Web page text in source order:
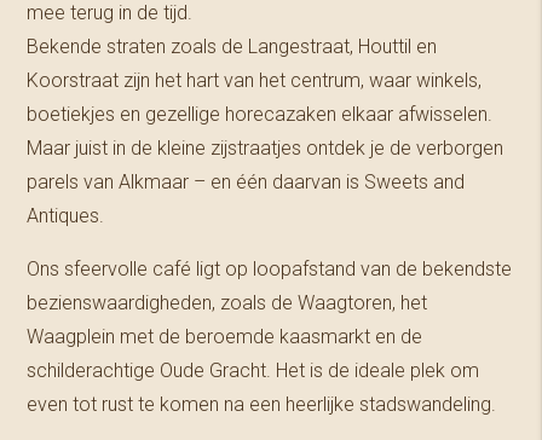
mee terug in de tijd.
Bekende straten zoals de Langestraat, Houttil en
Koorstraat zijn het hart van het centrum, waar winkels,
boetiekjes en gezellige horecazaken elkaar afwisselen.
Maar juist in de kleine zijstraatjes ontdek je de verborgen
parels van Alkmaar – en één daarvan is Sweets and
Antiques.
Ons sfeervolle café ligt op loopafstand van de bekendste
bezienswaardigheden, zoals de Waagtoren, het
Waagplein met de beroemde kaasmarkt en de
schilderachtige Oude Gracht. Het is de ideale plek om
even tot rust te komen na een heerlijke stadswandeling.